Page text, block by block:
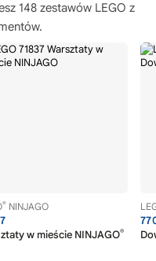
148 zestawów LEGO z
® NINJAGO
w mieście NINJAGO®